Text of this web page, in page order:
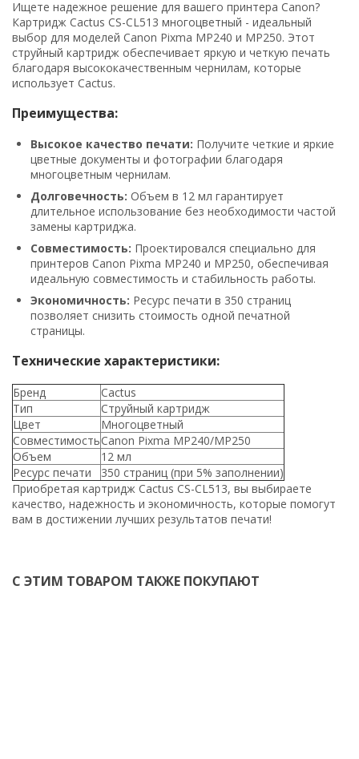
Ищете надежное решение для вашего принтера Canon?
Картридж Cactus CS-CL513 многоцветный - идеальный
выбор для моделей Canon Pixma MP240 и MP250. Этот
струйный картридж обеспечивает яркую и четкую печать
благодаря высококачественным чернилам, которые
использует Cactus.
Преимущества:
Высокое качество печати: Получите четкие и яркие
цветные документы и фотографии благодаря
многоцветным чернилам.
Долговечность: Объем в 12 мл гарантирует
длительное использование без необходимости частой
замены картриджа.
Совместимость: Проектировался специально для
принтеров Canon Pixma MP240 и MP250, обеспечивая
идеальную совместимость и стабильность работы.
Экономичность: Ресурс печати в 350 страниц
позволяет снизить стоимость одной печатной
страницы.
Технические характеристики:
Бренд
Cactus
Тип
Струйный картридж
Цвет
Многоцветный
СовместимостьCanon Pixma MP240/MP250
Объем
12 мл
Ресурс печати
350 страниц (при 5% заполнении)
Приобретая картридж Cactus CS-CL513, вы выбираете
качество, надежность и экономичность, которые помогут
вам в достижении лучших результатов печати!
С ЭТИМ ТОВАРОМ ТАКЖЕ ПОКУПАЮТ